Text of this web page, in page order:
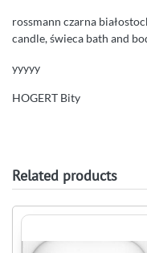
rossmann czarna
candle, świeca bath and
yyyyy
HOGERT Bity
Related products